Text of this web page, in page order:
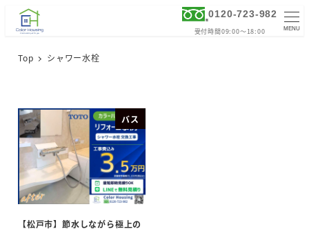
0120-723-982
受付時間09:00～18:00 MENU
Top シャワー水栓
バス
【松戸市】節水しながら極上の